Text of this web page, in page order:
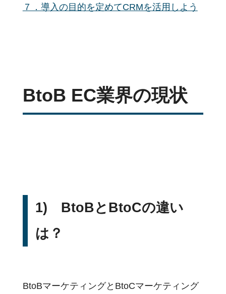
顧客分析手法
企業様活用事例
７．導入の目的を定めてCRMを活用しよう
BtoB EC業界の現状
1) BtoBとBtoCの違い
は？
BtoBマーケティングとBtoCマーケティング